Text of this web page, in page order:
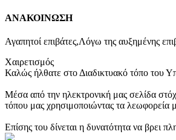
ΑΝΑΚΟΙΝΩΣΗ
Αγαπητοί επιβάτες,Λόγω της αυξημένης
Χαιρετισμός
Καλώς ήλθατε στο Διαδικτυακό τόπο
Μέσα από την ηλεκτρονική μας σελίδα
τόπου μας χρησιμοποιώντας τα λεωφορεία
Επίσης του δίνεται η δυνατότητα να βρει